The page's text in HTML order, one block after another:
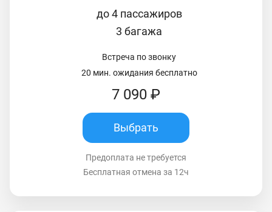
до 4 пассажиров
3 багажа
Встреча по звонку
20 мин. ожидания бесплатно
7 090 ₽
Выбрать
Предоплата не требуется
Бесплатная отмена за 12ч